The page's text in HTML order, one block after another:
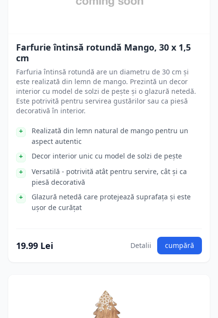
Farfurie întinsă rotundă Mango, 30 x 1,5
cm
Farfuria întinsă rotundă are un diametru de 30 cm și
este realizată din lemn de mango. Prezintă un decor
interior cu model de solzi de pește și o glazură netedă.
Este potrivită pentru servirea gustărilor sau ca piesă
decorativă în interior.
Realizată din lemn natural de mango pentru un
aspect autentic
Decor interior unic cu model de solzi de pește
Versatilă - potrivită atât pentru servire, cât și ca
piesă decorativă
Glazură netedă care protejează suprafața și este
ușor de curățat
19.99 Lei Detalii cumpără